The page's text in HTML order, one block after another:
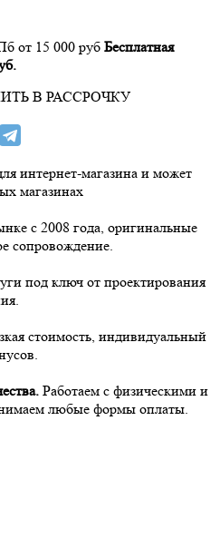
Бесплатная
В РАССРОЧКУ
интернет-магазина и может
магазинах
с 2008 года, оригинальные
сопровождение.
под ключ от проектирования
стоимость, индивидуальный
Работаем с физическими и
любые формы оплаты.